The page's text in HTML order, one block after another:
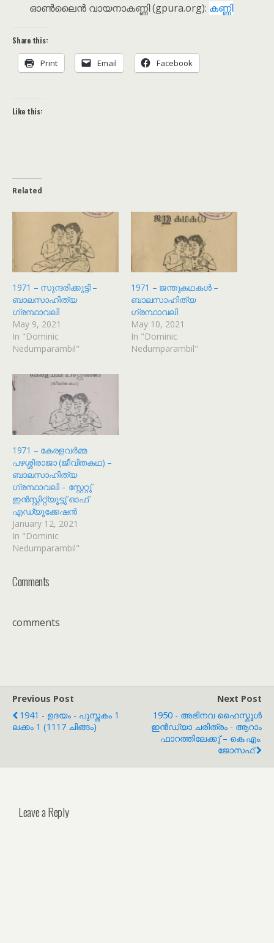
ഓൺലൈൻ വായനാകണ്ണി (gpura.org): കണ്ണി
Share this:
Print Email Facebook
Like this:
Related
1971 – സുന്ദരിക്കുട്ടി –
ബാലസാഹിത്യ
ഗ്രന്ഥാവലി
May 9, 2021
In "Dominic
Nedumparambil"
1971 – ജന്തുകഥകൾ –
ബാലസാഹിത്യ
ഗ്രന്ഥാവലി
May 10, 2021
In "Dominic
Nedumparambil"
1971 – കേരളവർമ്മ
പഴശ്ശിരാജാ (ജീവിതകഥ) –
ബാലസാഹിത്യ
ഗ്രന്ഥാവലി – സ്റ്റേറ്റു്
ഇൻസ്റ്റിറ്റ്യൂട്ടു് ഓഫ്
എഡ്യൂക്കേഷൻ
January 12, 2021
In "Dominic
Nedumparambil"
Comments
comments
Previous Post
1941 - ഉദയം - പുസ്തകം 1
ലക്കം 1 (1117 ചിങ്ങം)
Next Post
1950 - അഭിനവ ഹൈസ്കൂൾ
ഇൻഡ്യാ ചരിത്രം - ആറാം
ഫാറത്തിലേക്കു് – കെ.എം.
ജോസഫ്
Leave a Reply